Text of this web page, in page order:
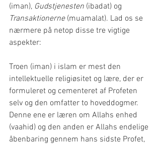
(iman), Gudstjenesten (ibadat) og
Transaktionerne (muamalat). Lad os se
nærmere på netop disse tre vigtige
aspekter:
Troen (iman) i islam er mest den
intellektuelle religiøsitet og lære, der er
formuleret og cementeret af Profeten
selv og den omfatter to hoveddogmer.
Denne ene er læren om Allahs enhed
(vaahid) og den anden er Allahs endelige
åbenbaring gennem hans sidste Profet,